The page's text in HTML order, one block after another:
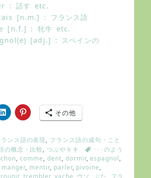
: 話す etc.
[n.m.] : フランス語
[n.f.] : 牝牛 etc.
[adj.] : スペインの
その他
ンス語の表現, フランス語の成句・こと
の概念・比較,つぶやキキ
T
a
g
s
･･･のよう
,comme, dent, dormir,espagnol,
manger, mentir, parler, pivoine,